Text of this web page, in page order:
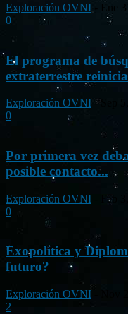
Exploración OVNI
Ene
0
El programa de
extraterrestre
Exploración OVNI -
0
Por primera vez
posible contacto...
Exploración OVNI
Feb
0
Exopolítica y
futuro?
Exploración OVNI
Nov
2